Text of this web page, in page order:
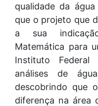
qualidade da
que o projeto que
a sua
Matemática para
Instituto Federal
análises de
descobrindo que
diferença na área